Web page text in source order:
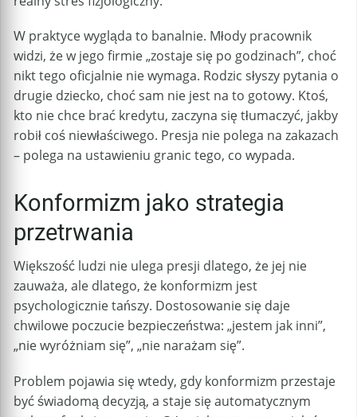
W praktyce wygląda to banalnie. Młody pracownik
widzi, że w jego firmie „zostaje się po godzinach”, choć
nikt tego oficjalnie nie wymaga. Rodzic słyszy pytania o
drugie dziecko, choć sam nie jest na to gotowy. Ktoś,
kto nie chce brać kredytu, zaczyna się tłumaczyć, jakby
robił coś niewłaściwego. Presja nie polega na zakazach
– polega na ustawieniu granic tego, co wypada.
Konformizm jako strategia
przetrwania
Większość ludzi nie ulega presji dlatego, że jej nie
zauważa, ale dlatego, że konformizm jest
psychologicznie tańszy. Dostosowanie się daje
chwilowe poczucie bezpieczeństwa: „jestem jak inni”,
„nie wyróżniam się”, „nie narażam się”.
Problem pojawia się wtedy, gdy konformizm przestaje
być świadomą decyzją, a staje się automatycznym